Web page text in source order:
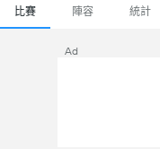
比賽 陣容 統計
Ad